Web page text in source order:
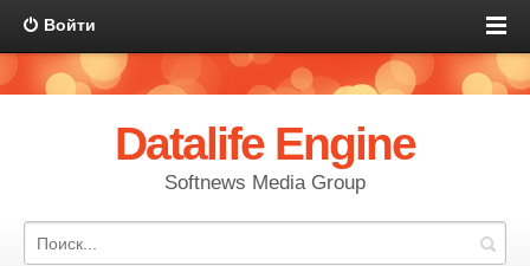
Войти
Datalife Engine
Softnews Media Group